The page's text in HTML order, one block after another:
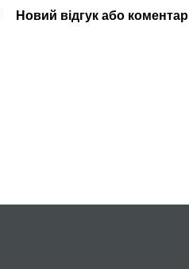
Новий відгук або коментар